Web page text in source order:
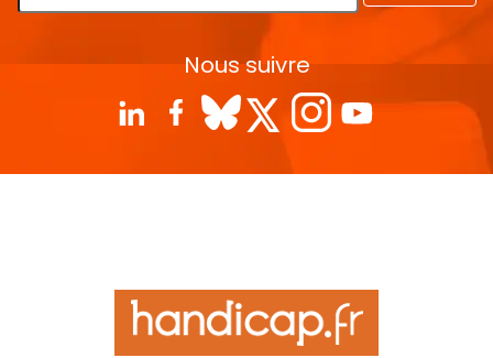
Nous suivre